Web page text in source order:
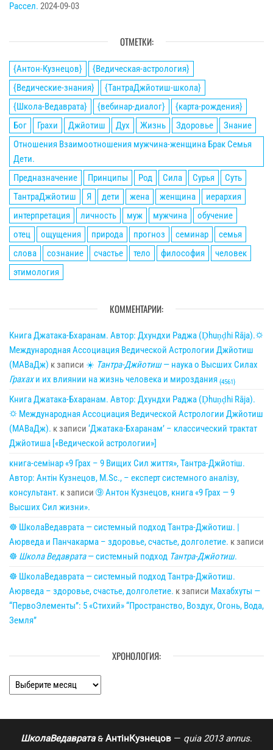
Рассел. 2024-09-03
ОТМЕТКИ:
{Антон-Кузнецов}
{Ведическая-астрология}
{Ведические-знания}
{ТантраДжйотиш-школа}
{Школа-Ведаврата}
{вебинар-диалог}
{карта-рождения}
Бог
Грахи Джйотиш Дух Жизнь Здоровье
Знание
Отношения Взаимоотношения мужчина-женщина Брак Семья
Дети.
Предназначение
Принципы Род Сила Сурья
Суть
ТантраДжйотиш
Я дети жена женщина
иерархия
интерпретация
личность муж мужчина
обучение
отец
ощущения природа прогноз семинар
семья
слова
сознание счастье тело философия
человек
этимология
КОММЕНТАРИИ:
Книга Джатака-Бхаранам. Автор: Дхундхи Раджа (Ḍhuṇḍhi Rāja).🌣
Международная Ассоциация Ведической Астрологии Джйотиш
(МАВаДж) к записи ☀ Тантра-Джйотиш— наука о Высших Силах
Грахахи их влиянии на жизнь человека и мироздания {4561}
Книга Джатака-Бхаранам. Автор: Дхундхи Раджа (Ḍhuṇḍhi Rāja).
🌣 Международная Ассоциация Ведической Астрологии Джйотиш
(МАВаДж). к записи ‘Джатака-Бхаранам’ – классический трактат
Джйотиша [«Ведической астрологии»]
книга-семінар «9 Грах – 9 Вищих Сил життя», Тантра-Джйотіш.
Автор: Антін Кузнецов, M.Sc., – експерт системного аналізу,
консультант. к записи ➈ Антон Кузнецов, книга «9 Грах — 9
Высших Сил жизни».
☸ ШколаВедаврата — системный подход Тантра-Джйотиш. |
Аюрведа и Панчакарма – здоровье, счастье, долголетие. к записи
☸ Школа Ведаврата— системный подход Тантра-Джйотиш.
☸ ШколаВедаврата — системный подход Тантра-Джйотиш.
Аюрведа – здоровье, счастье, долголетие. к записи Махабхуты —
“ПервоЭлементы”: 5 «Стихий» “Пространство, Воздух, Огонь, Вода,
Земля”
ХРОНОЛОГИЯ:
Хронология:
ШколаВедаврата 🙲 АнтінКузнецов — quia 2013 annus.